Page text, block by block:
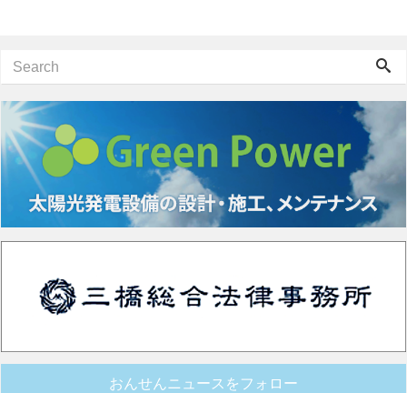
おんせんニュースをフォロー